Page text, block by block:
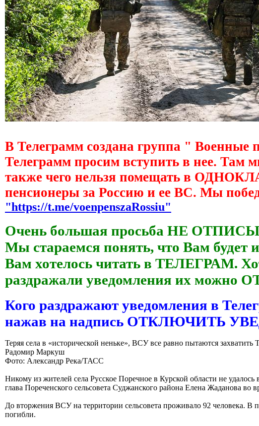
В Телеграмм создана группа "
Телеграмм просим вступить в нее. Там
также чего нельзя помещать в
пенсионеры за Россию и ее ВС. Мы
"https://t.me/voenpenszaRossiu"
Очень большая просьба НЕ
Мы стараемся понять, что Вам будет
Вам хотелось читать в ТЕЛЕГРАМ.
раздражали уведомления их
Кого раздражают уведомления в
нажав на надпись ОТКЛЮЧИТЬ
Теряя села в «исторической неньке», ВСУ все равно пытаются захватить
Радомир Маркуш
Фото: Александр Река/ТАСС
Никому из жителей села Русское Поречное в Курской области не
глава Пореченского сельсовета Суджанского района Елена Жаданова
До вторжения ВСУ на территории сельсовета проживало 92 человека. В
погибли.